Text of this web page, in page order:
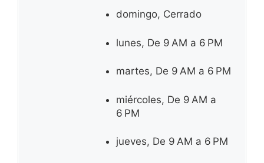
domingo, Cerrado
lunes, De 9 AM a 6 PM
martes, De 9 AM a 6 PM
miércoles, De 9 AM a
6 PM
jueves, De 9 AM a 6 PM